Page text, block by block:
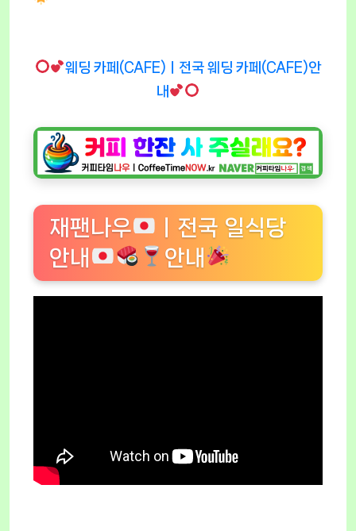
웨딩 카페(CAFE)ㅣ전국 웨딩 카페(CAFE)안
내
재팬나우
ㅣ전국 일식당
안내
안내